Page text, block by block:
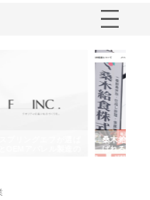
桑木給食株式会社が福山市で選
ばれる手作り弁当配達の理由